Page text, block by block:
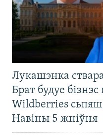
Лукашэнка
Брат будуе
Wildberries
Навіны 5 жніўня